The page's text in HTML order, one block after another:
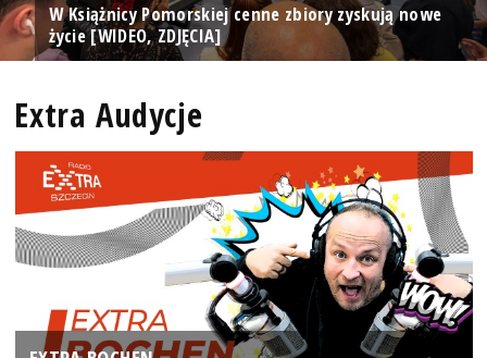
W Książnicy Pomorskiej cenne zbiory zyskują nowe
życie [WIDEO, ZDJĘCIA]
Extra Audycje